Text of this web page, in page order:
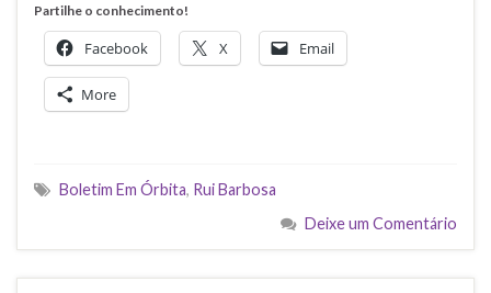
Partilhe o conhecimento!
Facebook X Email
More
Boletim Em Órbita, Rui Barbosa
Deixe um Comentário